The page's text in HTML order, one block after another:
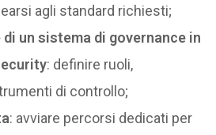
agli standard richiesti;
un sistema di governance in
: definire ruoli,
di controllo;
: avviare percorsi dedicati per